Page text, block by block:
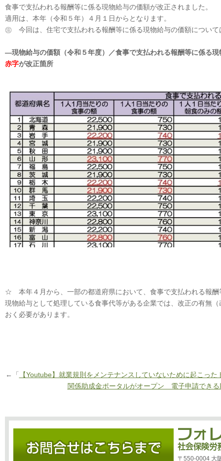
食事で支払われる報酬等に係る現物給与の価額が改正されました。
適用は、本年（令和５年）４月１日からとなります。
㊟ 今回は、住宅で支払われる報酬等に係る現物給与の価額について
―現物給与の価額（令和５年度）
／食事で支払われる報酬等に係る
赤字が改正箇所
☆ 本年４月から、一部の都道府県において、食事で支払われる報酬
現物給与として処理している食事代等がある企業では、改正の有無
おく必要があります。
←「
【Youtube】就業規則をメンテナンスしていないために起こった
関係助成金ポータルがオープン 電子申請できる
〒550-0004 大